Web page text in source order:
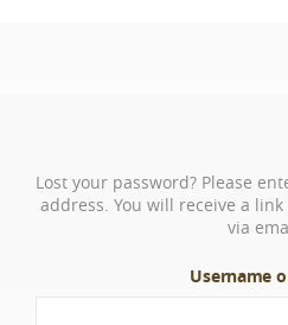
Lost your password? Please
address. You will receive a
via
Username